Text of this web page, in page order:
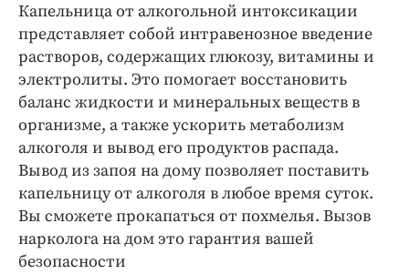
Капельница от алкогольной интоксикации
представляет собой интравенозное введение
растворов, содержащих глюкозу, витамины и
электролиты. Это помогает восстановить
баланс жидкости и минеральных веществ в
организме, а также ускорить метаболизм
алкоголя и вывод его продуктов распада.
Вывод из запоя на дому позволяет поставить
капельницу от алкоголя в любое время суток.
Вы сможете прокапаться от похмелья. Вызов
нарколога на дом это гарантия вашей
безопасности